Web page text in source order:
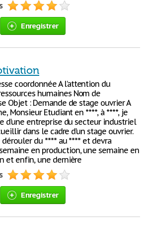
Enregistrer
coordonnée A l’attention du
humaines Nom de
Objet : Demande de stage ouvrier A
Monsieur Etudiant en ****, à ****, je
d’une entreprise du secteur industriel
dans le cadre d’un stage ouvrier.
dérouler du **** au **** et devra
en production, une semaine en
et enfin, une dernière
Enregistrer